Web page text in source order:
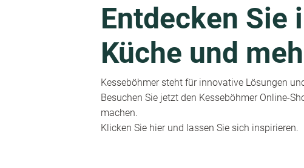
Entdecken Sie
Küche und
Kesseböhmer steht für innovative Lösungen
Besuchen Sie jetzt den Kesseböhmer Online-
machen.
Klicken Sie hier und lassen Sie sich inspirieren.